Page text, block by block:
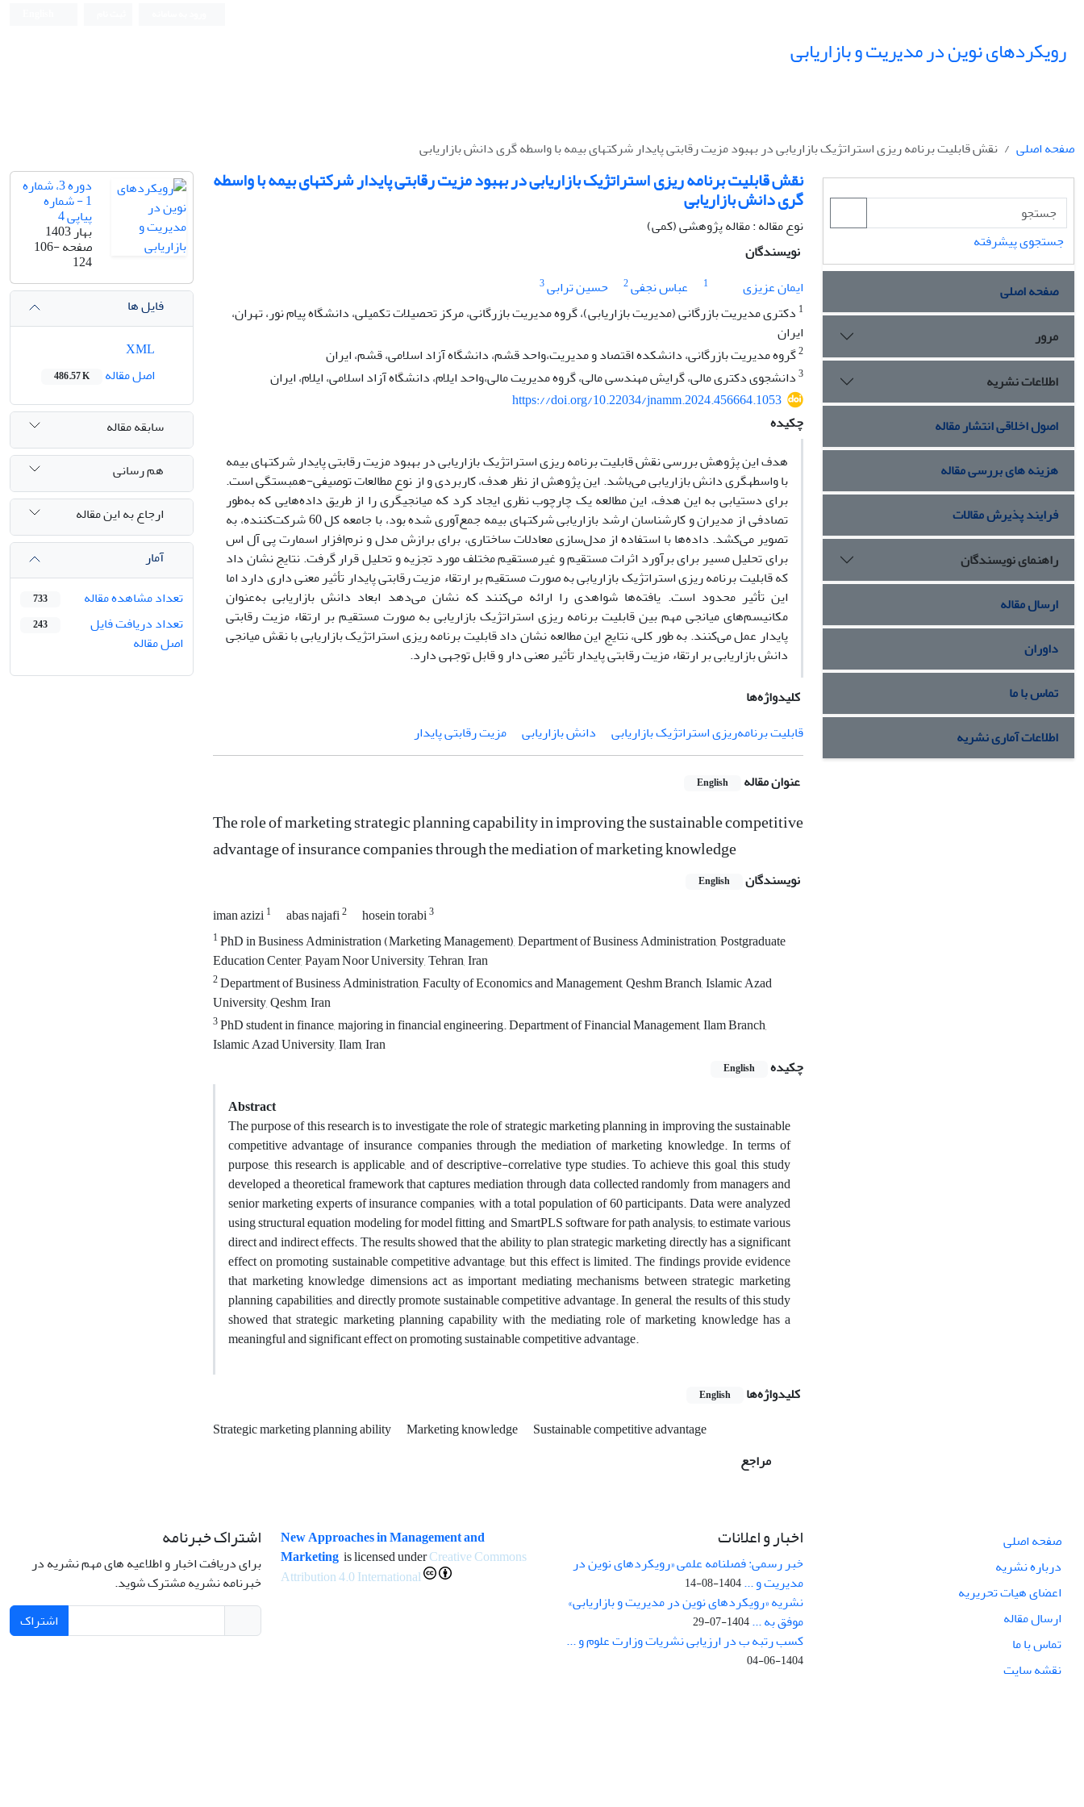
رویکردهای نوین در مدیریت و بازاریابی
صفحه اصلی نقش قابلیت برنامه ریزی استراتژیک بازاریابی در بهبود مزیت رقابتی پایدار شرکتهای بیمه با واسطه گری دانش بازاریابی
نقش قابلیت برنامه ریزی استراتژیک بازاریابی در بهبود مزیت رقابتی پایدار شرکتهای بیمه با واسطه
گری دانش بازاریابی
نوع مقاله : مقاله پژوهشی (کمی)
نویسندگان
ایمان عزیزی
1 عباس نجفی2 حسین ترابی3
1 دکتری مدیریت بازرگانی (مدیریت بازاریابی)، گروه مدیریت بازرگانی، مرکز تحصیلات تکمیلی، دانشگاه پیام نور، تهران،
ایران
2گروه مدیریت بازرگانی، دانشکده اقتصاد و مدیریت،واحد قشم، دانشگاه آزاد اسلامی، قشم، ایران
3دانشجوی دکتری مالی، گرایش مهندسی مالی، گروه مدیریت مالی،واحد ایلام، دانشگاه آزاد اسلامی، ایلام، ایران
https://doi.org/10.22034/jnamm.2024.456664.1053
چکیده
هدف این پژوهش بررسی نقش قابلیت برنامه ریزی استراتژیک بازاریابی در بهبود مزیت رقابتیپایدار شرکتهای بیمه
با واسطه­گری دانش بازاریابی می‌باشد. این پژوهش ازنظر هدف، کاربردی و از نوع مطالعات توصیفی-همبستگی است.
برای دستیابی به این هدف، این مطالعه یک چارچوب نظری ایجاد کرد که میانجیگری را از طریق داده‌هایی که به‌طور
تصادفی از مدیران و کارشناسان ارشد بازاریابی شرکتهای بیمه جمع‌آوری شده بود، با جامعه کل 60 شرکت‌کننده، به
تصویر می‌کشد. داده‌ها با استفاده از مدل‌سازی معادلات ساختاری، برای برازش مدل و نرم‌افزاراسمارت پی آل اس
برای تحلیل مسیر برای برآورد اثرات مستقیم و غیرمستقیم مختلف مورد تجزیه و تحلیل قرار گرفت. نتایج نشان داد
که قابلیت برنامه ریزی استراتژیک بازاریابی به صورت مستقیم بر ارتقاء مزیت رقابتیپایدار تأثیر معنی داری دارد اما
این تأثیر محدود است. یافته‌ها شواهدی را ارائه می‌کنند که نشان می‌دهد ابعاد دانش بازاریابی به‌عنوان
مکانیسم‌های میانجی مهم بین قابلیت برنامه ریزی استراتژیک بازاریابی به صورت مستقیم بر ارتقاء مزیت رقابتی
پایدار عمل می‌کنند. به طور کلی، نتایج این مطالعه نشان داد قابلیت برنامه ریزی استراتژیک بازاریابی با نقش میانجی
دانش بازاریابی بر ارتقاء مزیت رقابتیپایدار تأثیر معنی دار و قابل توجهی دارد.
کلیدواژه‌ها
قابلیت برنامه‌ریزی استراتژیک بازاریابی
دانش بازاریابی مزیت رقابتی پایدار
عنوان مقاله English
The role of marketing strategic planning capability in improving the sustainable competitive
advantage of insurance companies through the mediation of marketing knowledge
نویسندگان English
iman azizi1 abas najafi2 hosein torabi3
1PhD in Business Administration (Marketing Management), Department of Business Administration, Postgraduate
Education Center, Payam Noor University, Tehran, Iran
2Department of Business Administration, Faculty of Economics and Management, Qeshm Branch, Islamic Azad
University, Qeshm, Iran
3PhD student in finance, majoring in financial engineering. Department of Financial Management, Ilam Branch,
Islamic Azad University, Ilam, Iran
چکیده
English
Abstract
The purpose of this research is to investigate the role of strategic marketing planning in improving the sustainable
competitive advantage of insurance companies through the mediation of marketing knowledge. In terms of
purpose, this research is applicable, and of descriptive-correlative type studies. To achieve this goal, this study
developed a theoretical framework that captures mediation through data collected randomly from managers and
senior marketing experts of insurance companies, with a total population of 60 participants. Data were analyzed
using structural equation modeling for model fitting, and SmartPLS software for path analysis; to estimate various
direct and indirect effects. The results showed that the ability to plan strategic marketing directly has a significant
effect on promoting sustainable competitive advantage, but this effect is limited. The findings provide evidence
that marketing knowledge dimensions act as important mediating mechanisms between strategic marketing
planning capabilities, and directly promote sustainable competitive advantage. In general, the results of this study
showed that strategic marketing planning capability with the mediating role of marketing knowledge has a
meaningful and significant effect on promoting sustainable competitive advantage.
کلیدواژه‌ها English
Strategic marketing planning ability Marketing knowledge
Sustainable competitive advantage
مراجع
دوره 3، شماره
1 - شماره
پیاپی 4
بهار 1403
صفحه106-
124
فایل ها
اصل مقاله
486.57 K
سابقه مقاله
هم رسانی
ارجاع به این مقاله
آمار
تعداد مشاهده مقاله
733
تعداد دریافت فایل
اصل مقاله
243
جستجوی پیشرفته
صفحه اصلی
مرور
اطلاعات نشریه
اصول اخلاقی انتشار مقاله
هزینه های بررسی مقاله
فرایند پذیرش مقالات
راهنمای نویسندگان
ارسال مقاله
داوران
تماس با ما
اطلاعات آماری نشریه
صفحه اصلی
درباره نشریه
اعضای هیات تحریریه
ارسال مقاله
تماس با ما
نقشه سایت
اخبار و اعلانات
خبر رسمی: فصلنامه علمی «رویکردهای نوین در
مدیریت و ...1404-08-14
نشریه «رویکردهای نوین در مدیریت و بازاریابی»
موفق به ...1404-07-29
کسب رتبه ب در ارزیابی نشریات وزارت علوم و ...
1404-06-04
New Approaches in Management and
Marketing is licensed underCreative Commons
Attribution 4.0 International
اشتراک خبرنامه
برای دریافت اخبار و اطلاعیه های مهم نشریه در
خبرنامه نشریه مشترک شوید.
اشتراک